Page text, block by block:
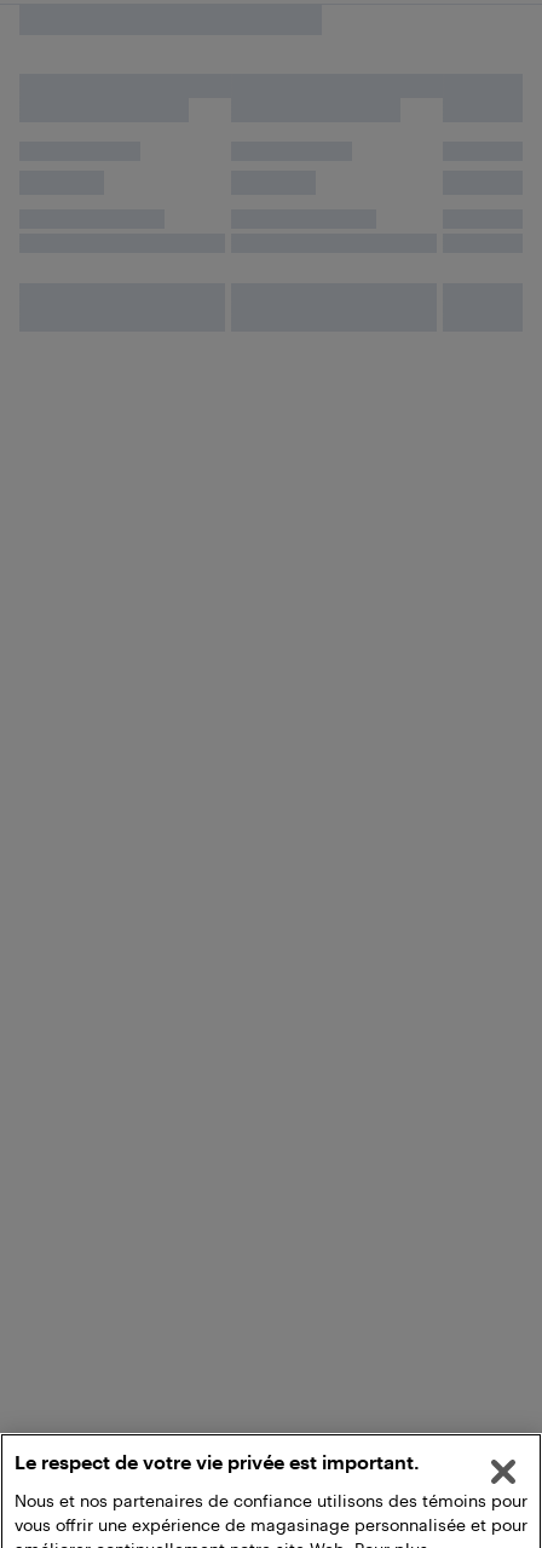
Le respect de votre vie privée est important.
Nous et nos partenaires de confiance utilisons des témoins pour
vous offrir une expérience de magasinage personnalisée et pour